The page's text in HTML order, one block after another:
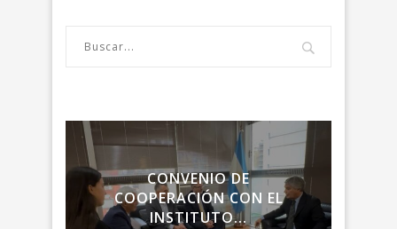
CONVENIO DE
COOPERACIÓN CON EL
INSTITUTO...